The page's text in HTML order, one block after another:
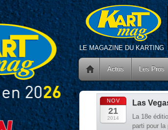
LE MAGAZINE DU KARTING
Actus Les Pros
NOV
21
2014
Las
La 18e
parti pour